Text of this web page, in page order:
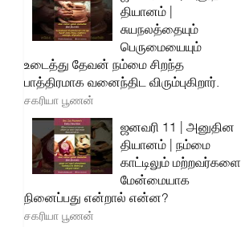
தியானம் |
சுயநலத்தையும்
பெருமையையும்
உடைத்து தேவன் நம்மை சிறந்த
பாத்திரமாக வனைந்திட விரும்புகிறார்.
சகரியா பூணன்
ஜனவரி 11 | அனுதின
தியானம் | நம்மை
காட்டிலும் மற்றவர்களை
மேன்மையாக
நினைப்பது என்றால் என்ன?
சகரியா பூணன்